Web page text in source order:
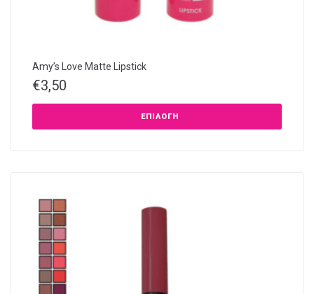
Amy’s Love Matte Lipstick
€3,50
ΕΠΙΛΟΓΉ